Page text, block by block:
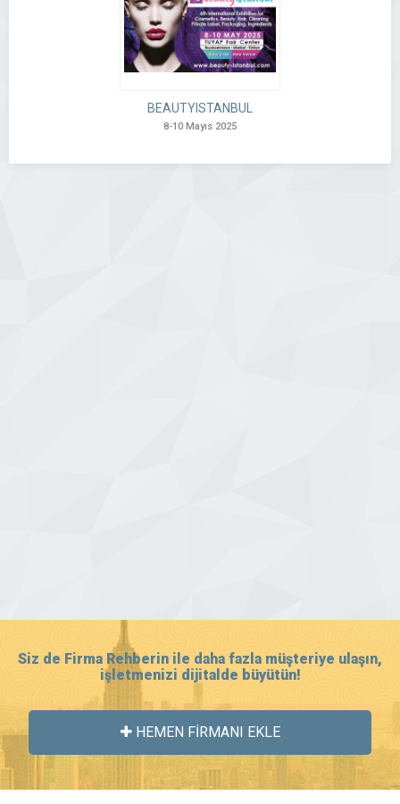
BEAUTYISTANBUL
8-10 Mayıs 2025
Siz de Firma Rehberin ile daha fazla müşteriye ulaşın,
işletmenizi dijitalde büyütün!
HEMEN FİRMANI EKLE